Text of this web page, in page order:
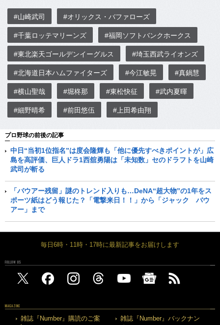
#山崎武司 #オリックス・バファローズ
#千葉ロッテマリーンズ #福岡ソフトバンクホークス
#東北楽天ゴールデンイーグルス #埼玉西武ライオンズ
#北海道日本ハムファイターズ #今江敏晃 #真鍋慧
#横山聖哉 #堀柊那 #東松快征 #武内夏暉
#細野晴希 #前田悠伍 #上田希由翔
プロ野球の前後の記事
中日“当初1位指名”は度会隆輝も「他に優先すべきポイントが」広
島を高評価、巨人ドラ1西舘勇陽は「未知数」セのドラフトを山崎
武司が斬る
「バウアー残留」謎のトレンド入りも…DeNA“超大物”の1年をス
ポーツ紙はどう報じた？「電撃来日！！」から「ジャック バウ
アー」まで
毎日6時・11時・17時に最新記事をお届けします
FOLLOW US
MAGAZINE
雑誌『Number』購読のご案
雑誌『Number』バックナン